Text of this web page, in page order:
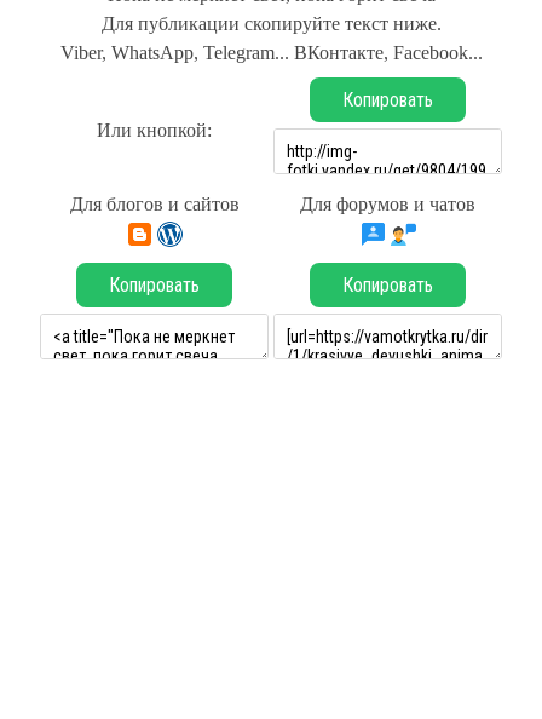
Для публикации скопируйте текст ниже.
Viber, WhatsApp, Telegram... ВКонтакте, Facebook...
Или кнопкой:
Копировать
Для блогов и сайтов Для форумов и чатов
Копировать Копировать